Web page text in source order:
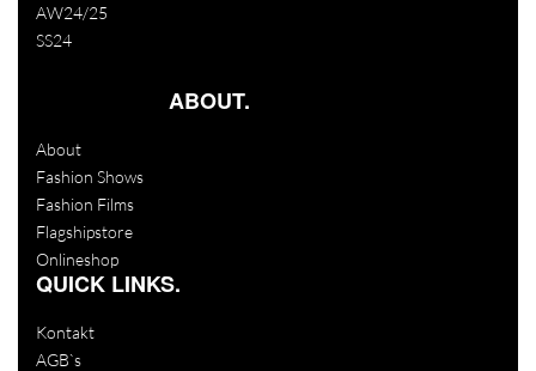
AW24/25
SS24
ABOUT.
About
Fashion Shows
Fashion Films
Flagshipstore
Onlineshop
QUICK LINKS.
Kontakt
AGB`s